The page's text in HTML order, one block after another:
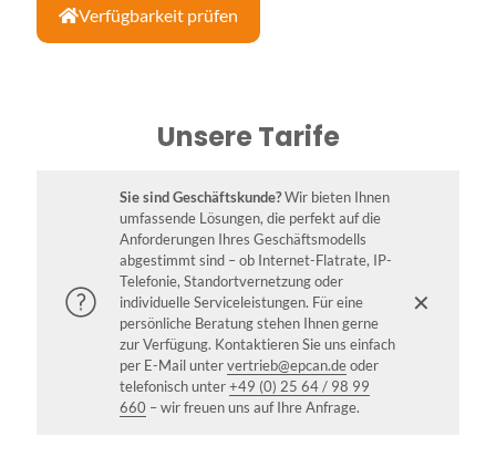
Verfügbarkeit prüfen
Unsere Tarife
Sie sind Geschäftskunde?Wir bieten Ihnen
umfassende Lösungen, die perfekt auf die
Anforderungen Ihres Geschäftsmodells
abgestimmt sind – ob Internet-Flatrate, IP-
Telefonie, Standortvernetzung oder
individuelle Serviceleistungen. Für eine
persönliche Beratung stehen Ihnen gerne
zur Verfügung. Kontaktieren Sie uns einfach
per E-Mail untervertrieb@epcan.deoder
telefonisch unter+49 (0) 25 64 / 98 99
660 – wir freuen uns auf Ihre Anfrage.
✕